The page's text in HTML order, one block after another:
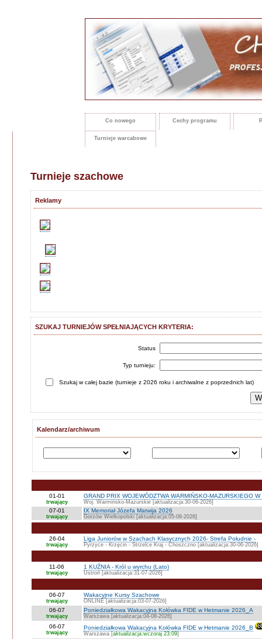
Co nowego Cechy programu
Turnieje warcabowe
Turnieje szachowe
Reklamy
SZUKAJ TURNIEJÓW SPEŁNIAJĄCYCH KRYTERIA:
Status
Typ turnieju:
Szukaj w całej bazie (turnieje z 2026 roku i archiwalne z poprzednich lat)
Kalendarz/archiwum
01-01
trwający
GRAND PRIX WOJEWÓDZTWA WARMIŃSKO-MAZURSKIEGO
Woj. Warmińsko-Mazurskie [aktualizacja:30-06-2026]
07-01
trwający
IX Memoriał Józefa Matwija 2026
Gorzów Wielkopolski [aktualizacja:05-08-2026]
26-04
trwający
Liga Juniorów w Szachach Klasycznych 2026- Strefa Południe -
Pyrzyce - Krzęcin - Strzelce Kraj - Choszczno [aktualizacja:30-06-2026]
11-06
trwający
1 KUŹNIA - Król u wyrchu (Lato)
Ustroń [aktualizacja:31-07-2026]
06-07
trwający
Wakacyjne Kursy Szachowe
ONLINE [aktualizacja:03-07-2026]
06-07
trwający
Poniedziałkowa Wakacyjna Kołówka FIDE w Hetmanie 2026_A
Warszawa [aktualizacja:04-08-2026]
06-07
trwający
Poniedziałkowa Wakacyjna Kołówka FIDE w Hetmanie 2026_B
Warszawa [aktualizacja:wczoraj 23:09]